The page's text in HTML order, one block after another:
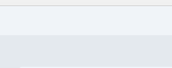
FACEBOOK
TWITTERFLIPBOARD
E-
WHATSAPP